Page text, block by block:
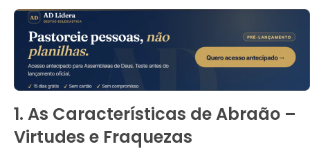
1. As Características de Abraão –
Virtudes e Fraquezas